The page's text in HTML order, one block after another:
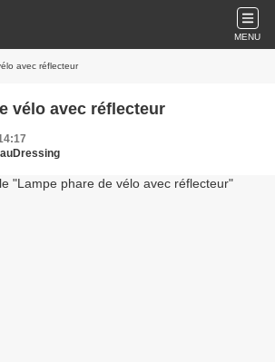
MENU
avec réflecteur
vélo avec réflecteur